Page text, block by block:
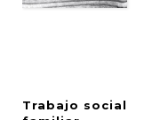
Trabajo social